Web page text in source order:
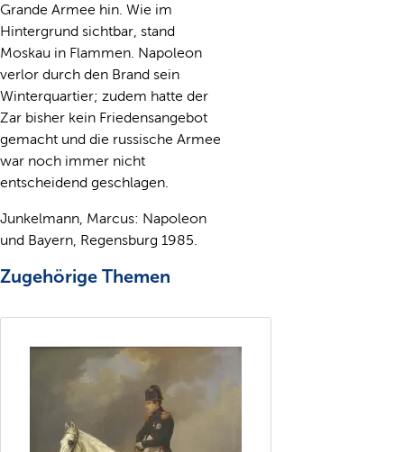
Grande Armee hin. Wie im
Hintergrund sichtbar, stand
Moskau in Flammen. Napoleon
verlor durch den Brand sein
Winterquartier; zudem hatte der
Zar bisher kein Friedensangebot
gemacht und die russische Armee
war noch immer nicht
entscheidend geschlagen.
Junkelmann, Marcus: Napoleon
und Bayern, Regensburg 1985.
Zugehörige Themen